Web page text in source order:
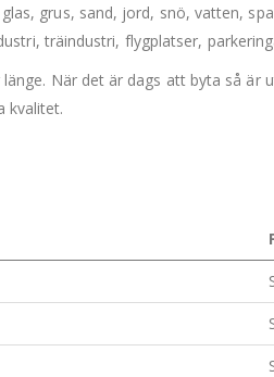
grus, sand, jord, snö, vatten,
träindustri, flygplatser,
När det är dags att byta så
kvalitet.